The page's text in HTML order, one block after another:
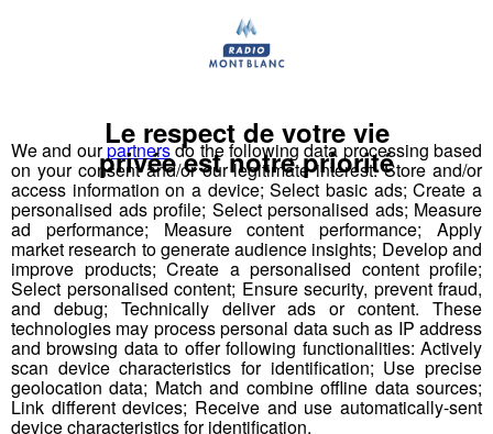
: une jauge maximale par densité (4m² par personne) est
obligatoire et fixée par les établissements concernés.
casinos et salles de jeu : les restrictions appliquées
concernent le port du masque obligatoire, l’utilisation
d’un siège sur deux et les groupes sont limités à 6
personnes maximum .
• Concernant les salles de sport et gymnases : ces
espaces sont pour le moment ouverts avec strict
respect du protocole sanitaire
En Savoie :
We and ourpartnersdo the following data processing based
on your consent and/or our legitimate interest: Store and/or
access information on a device; Select basic ads; Create a
personalised ads profile; Select personalised ads; Measure
ad performance; Measure content performance; Apply
market research to generate audience insights; Develop and
improve products; Create a personalised content profile;
Select personalised content; Ensure security, prevent fraud,
and debug; Technically deliver ads or content. These
technologies may process personal data such as IP address
and browsing data to offer following functionalities: Actively
scan device characteristics for identification; Use precise
geolocation data; Match and combine offline data sources;
Link different devices; Receive and use automatically-sent
device characteristics for identification.
Le respect de votre vie
privée est notre priorité